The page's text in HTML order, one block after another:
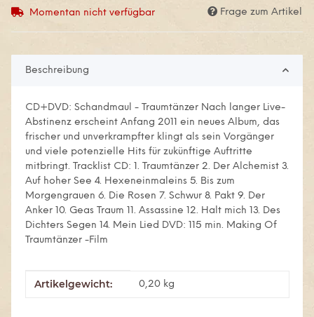
Momentan nicht verfügbar Frage zum Artikel
Beschreibung
CD+DVD: Schandmaul - Traumtänzer Nach langer Live-
Abstinenz erscheint Anfang 2011 ein neues Album, das
frischer und unverkrampfter klingt als sein Vorgänger
und viele potenzielle Hits für zukünftige Auftritte
mitbringt. Tracklist CD: 1. Traumtänzer 2. Der Alchemist 3.
Auf hoher See 4. Hexeneinmaleins 5. Bis zum
Morgengrauen 6. Die Rosen 7. Schwur 8. Pakt 9. Der
Anker 10. Geas Traum 11. Assassine 12. Halt mich 13. Des
Dichters Segen 14. Mein Lied DVD: 115 min. Making Of
Traumtänzer -Film
Produkteigenschaft
Wert
Artikelgewicht: 0,20 kg